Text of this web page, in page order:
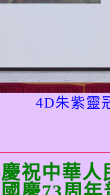
4D朱紫靈
祝中華